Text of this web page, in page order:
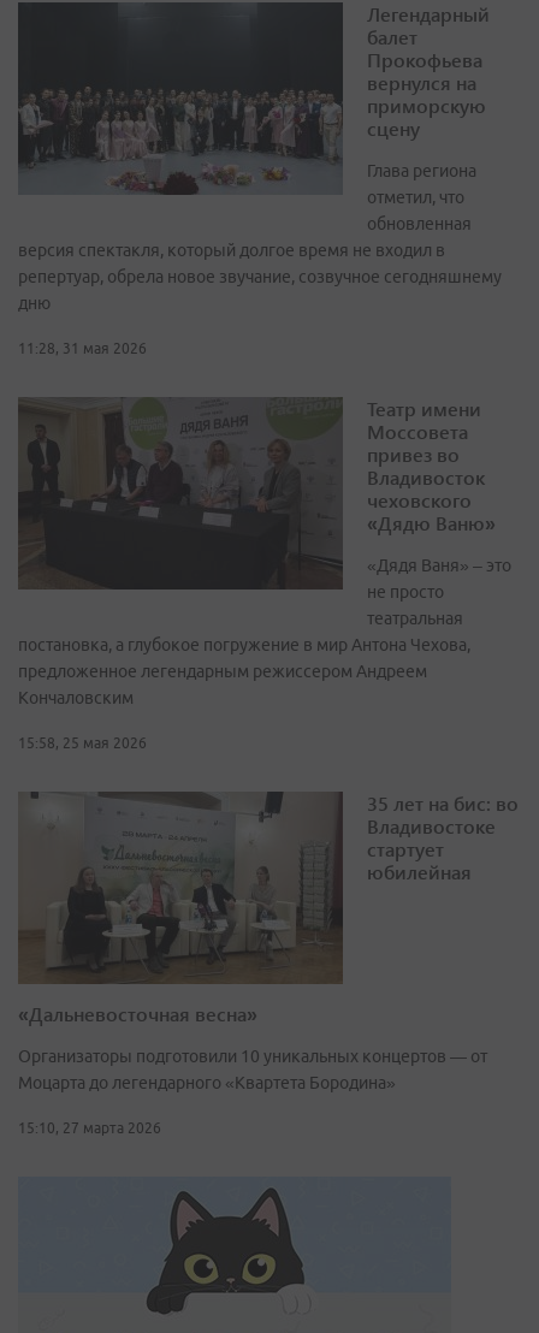
Легендарный
балет
Прокофьева
вернулся на
приморскую
сцену
Глава региона
отметил, что
обновленная
версия спектакля, который долгое время не входил в
репертуар, обрела новое звучание, созвучное сегодняшнему
дню
11:28, 31 мая 2026
Театр имени
Моссовета
привез во
Владивосток
чеховского
«Дядю Ваню»
«Дядя Ваня» – это
не просто
театральная
постановка, а глубокое погружение в мир Антона Чехова,
предложенное легендарным режиссером Андреем
Кончаловским
15:58, 25 мая 2026
35 лет на бис: во
Владивостоке
стартует
юбилейная
«Дальневосточная весна»
Организаторы подготовили 10 уникальных концертов — от
Моцарта до легендарного «Квартета Бородина»
15:10, 27 марта 2026